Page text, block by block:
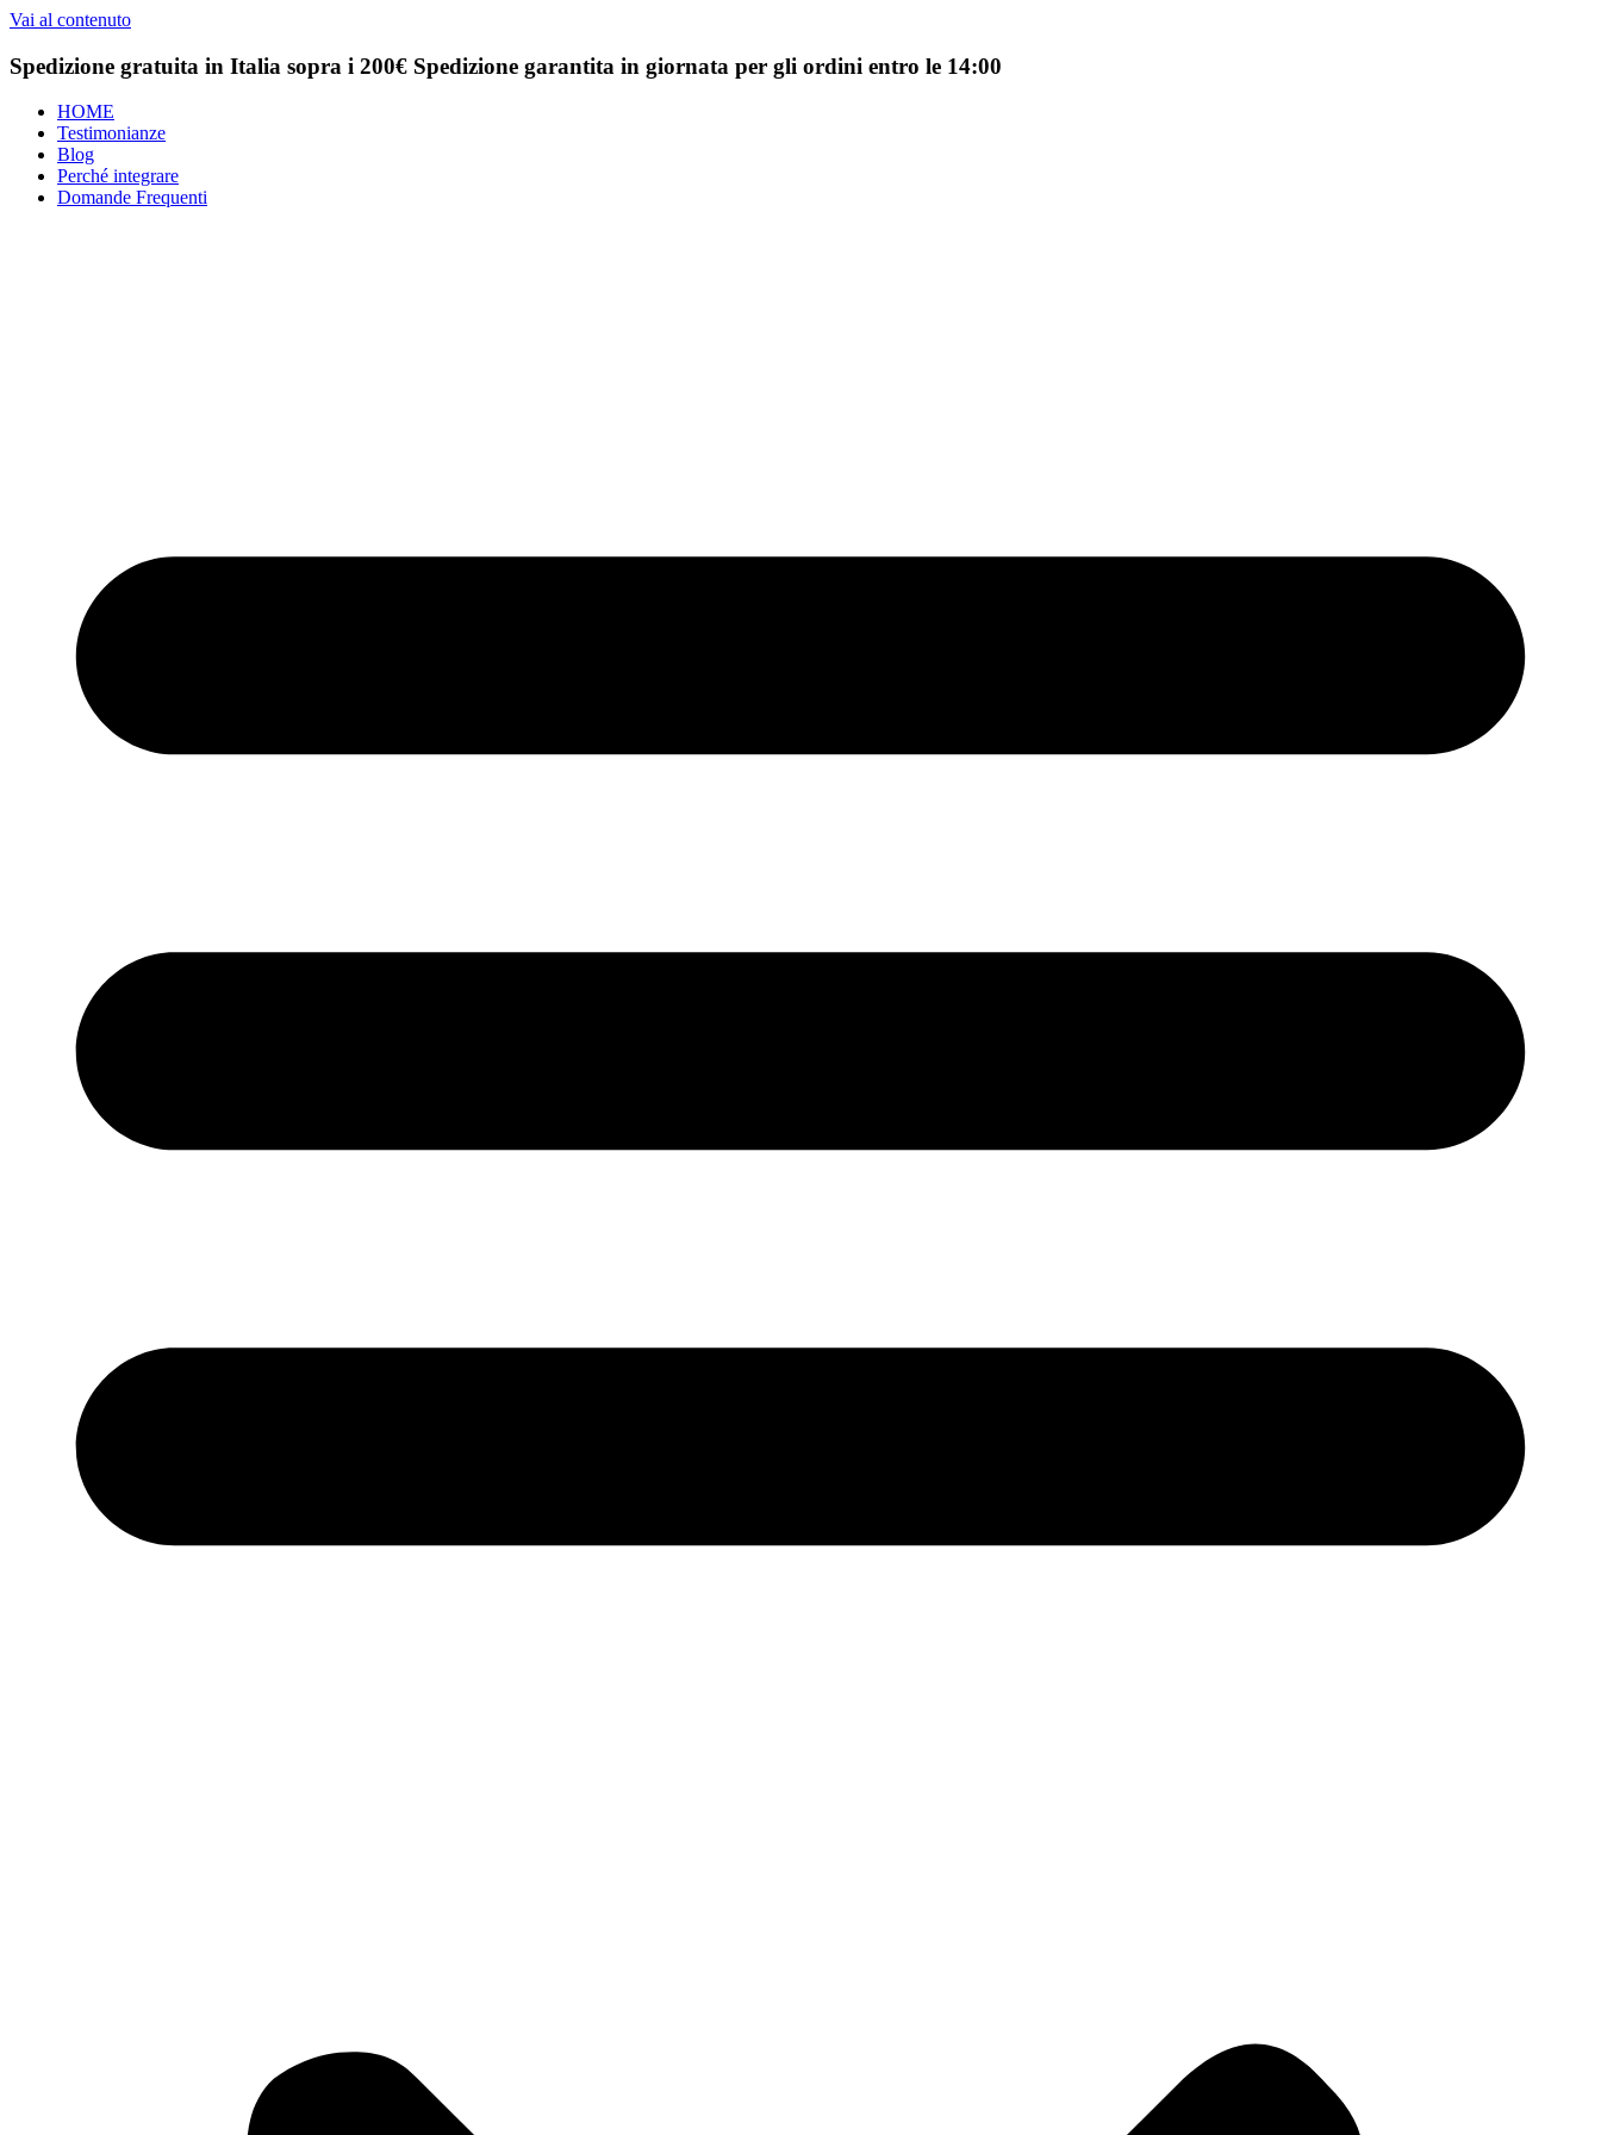
Vai al contenuto
Spedizione gratuita in Italia sopra i 200€ Spedizione garantita in giornata per gli ordini entro le 14:00
HOME
Testimonianze
Blog
Perché integrare
Domande Frequenti